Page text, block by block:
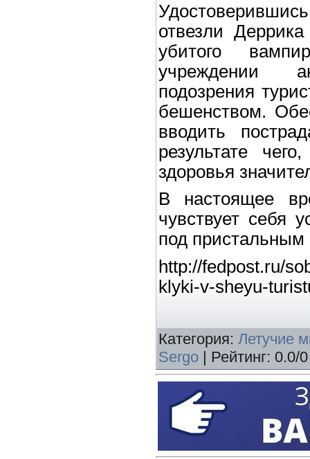
отвезли
убитого
учреждении
подозрения
бешенством.
вводить
результате
здоровья
В настоящее
чувствует себя
под
http://fedpost.ru/
klyki-v-sheyu-
Категория: Летучие
Sergo
Рейтинг: 0.0/0